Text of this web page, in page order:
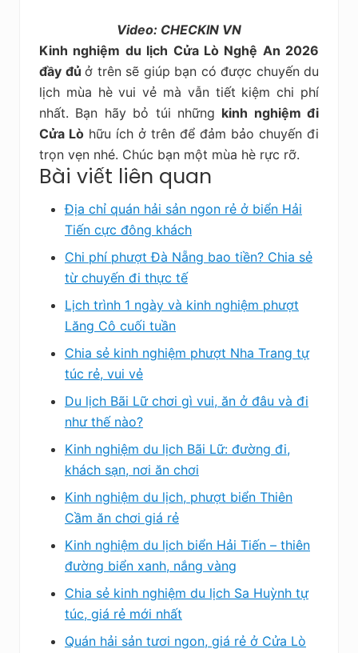
Video: CHECKIN VN
Kinh nghiệm du lịch Cửa Lò Nghệ An 2026
đầy đủ ở trênsẽ giúp bạn có được chuyến du
lịch mùa hè vui vẻ mà vẫn tiết kiệm chi phí
nhất. Bạn hãy bỏ túi những kinh nghiệm đi
Cửa Lò hữu ích ở trên để đảm bảo chuyến đi
trọn vẹn nhé. Chúc bạn một mùa hè rực rỡ.
Bài viết liên quan
Địa chỉ quán hải sản ngon rẻ ở biển Hải
Tiến cực đông khách
Chi phí phượt Đà Nẵng bao tiền? Chia sẻ
từ chuyến đi thực tế
Lịch trình 1 ngày và kinh nghiệm phượt
Lăng Cô cuối tuần
Chia sẻ kinh nghiệm phượt Nha Trang tự
túc rẻ, vui vẻ
Du lịch Bãi Lữ chơi gì vui, ăn ở đâu và đi
như thế nào?
Kinh nghiệm du lịch Bãi Lữ: đường đi,
khách sạn, nơi ăn chơi
Kinh nghiệm du lịch, phượt biển Thiên
Cầm ăn chơi giá rẻ
Kinh nghiệm du lịch biển Hải Tiến – thiên
đường biển xanh, nắng vàng
Chia sẻ kinh nghiệm du lịch Sa Huỳnh tự
túc, giá rẻ mới nhất
Quán hải sản tươi ngon, giá rẻ ở Cửa Lò